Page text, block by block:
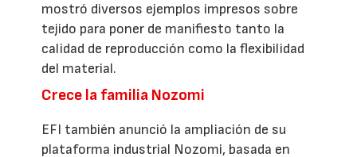
mostró diversos ejemplos impresos sobre
tejido para poner de manifiesto tanto la
calidad de reproducción como la flexibilidad
del material.
Crece la familia Nozomi
EFI también anunció la ampliación de su
plataforma industrial Nozomi, basada en